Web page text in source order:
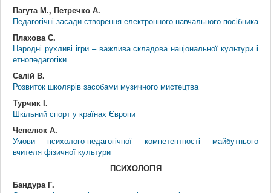
Пагута М., Петречко А.
Педагогічні засади створення електронного навчального посібника
Плахова С.
Народні рухливі ігри – важлива складова національної культури і
етнопедагогіки
Салій В.
Розвиток школярів засобами музичного мистецтва
Турчик І.
Шкільний спорт у країнах Європи
Чепелюк А.
Умови психолого-педагогічної компетентності майбутнього
вчителя фізичної культури
ПСИХОЛОГІЯ
Бандура Г.